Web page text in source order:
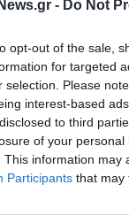
- Do Not
opt-out of the sale,
for targeted
selection. Please
interest-based
to third
of your personal
This information may
Participants that may
στην
ξεπεράσει τα €10